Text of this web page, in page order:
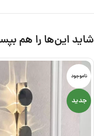
شاید این‌ها را هم
ناموجود
جدید